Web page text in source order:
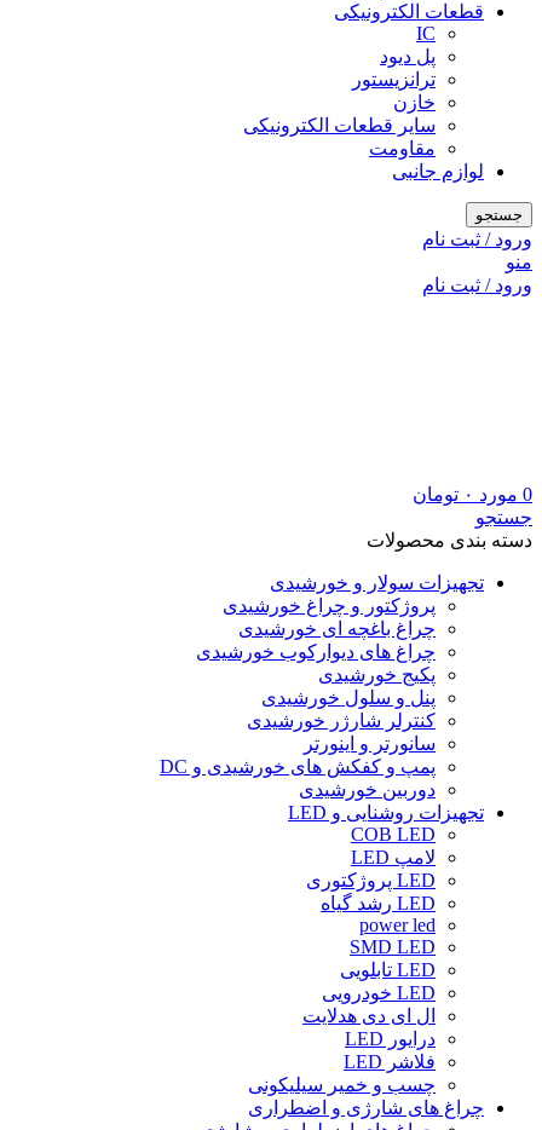
قطعات الکترونیکی
IC
پل دیود
ترانزیستور
خازن
سایر قطعات الکترونیکی
مقاومت
لوازم جانبی
جستجو
ورود / ثبت نام
منو
ورود / ثبت نام
0 مورد ۰ تومان
جستجو
دسته بندی محصولات
تجهیزات سولار و خورشیدی
پروژکتور و چراغ خورشیدی
چراغ باغچه ای خورشیدی
چراغ های دیوارکوب خورشیدی
پکیج خورشیدی
پنل و سلول خورشیدی
کنترلر شارژر خورشیدی
سانورتر و اینورتر
پمپ و کفکش های خورشیدی و DC
دوربین خورشیدی
تجهیزات روشنایی و LED
COB LED
لامپ LED
LED پروژکتوری
LED رشد گیاه
power led
SMD LED
LED تابلویی
LED خودرویی
ال ای دی هدلایت
درایور LED
فلاشر LED
چسب و خمیر سیلیکونی
چراغ های شارژی و اضطراری